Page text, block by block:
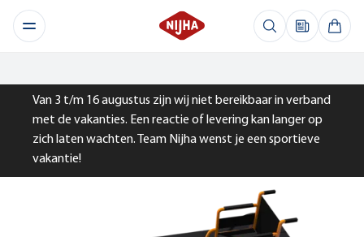
Van 3 t/m 16 augustus zijn wij niet bereikbaar in verband
met de vakanties. Een reactie of levering kan langer op
zich laten wachten. Team Nijha wenst je een sportieve
vakantie!